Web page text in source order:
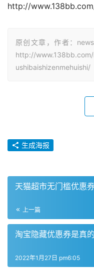
http://www.138bb.com/
原创文章，作者：
http://
ushibaishizenmehuishi/
生成海报
天猫超市无门槛优惠
上一篇
淘宝隐藏优惠券是真
2022年1月27日 pm6:05